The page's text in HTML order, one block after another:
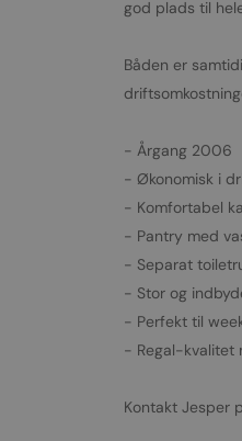
god plads til
Båden er
- Årgang 2006
- Økonomisk i
- Komfortabel
- Pantry med
- Separat
- Stor og
- Perfekt til
- Regal-kvalitet
Kontakt Jesper